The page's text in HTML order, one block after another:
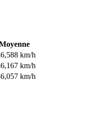
km/h
km/h
km/h